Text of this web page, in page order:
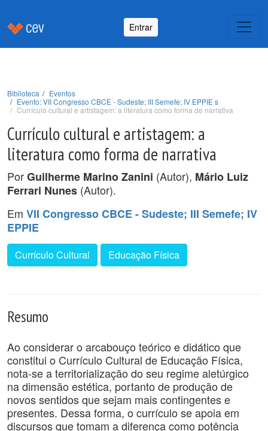
Entrar
Biblioteca
Eventos
Evento: VII Congresso CBCE - Sudeste; III Semefe; IV EPPIE s
Currículo cultural e artistagem: a literatura como forma de narrativa
Currículo cultural e artistagem: a
literatura como forma de narrativa
PorGuilherme Marino Zanini (Autor), Mário Luiz
Ferrari Nunes (Autor).
Em VII Congresso CBCE - Sudeste; III Semefe; IV
EPPIE
Currículo Cultural Educação Física
Resumo
Ao considerar o arcabouço teórico e didático que
constitui o Currículo Cultural de Educação Física,
nota-se a territorialização do seu regime aletúrgico
na dimensão estética, portanto de produção de
novos sentidos que sejam mais contingentes e
presentes. Dessa forma, o currículo se apoia em
discursos que tomam a diferença como potência